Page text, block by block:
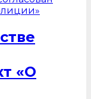
«О